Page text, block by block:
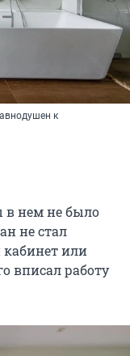
к
в нем не было
не стал
или
вписал работу